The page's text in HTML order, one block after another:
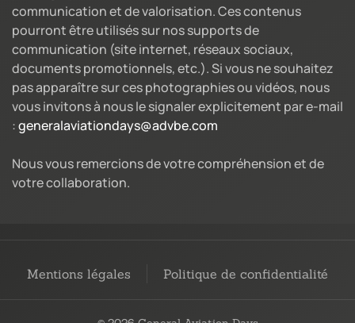
communication et de valorisation. Ces contenus
pourront être utilisés sur nos supports de
communication (site internet, réseaux sociaux,
documents promotionnels, etc.). Si vous ne souhaitez
pas apparaître sur ces photographies ou vidéos, nous
vous invitons à nous le signaler explicitement par e-mail
:generalaviationdays@advbe.com
Nous vous remercions de votre compréhension et de
votre collaboration.
Mentions légales Politique de confidentialité